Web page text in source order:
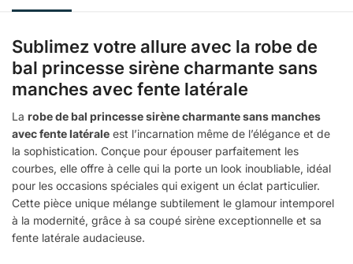
Sublimez votre allure avec la robe de
bal princesse sirène charmante sans
manches avec fente latérale
La robe de bal princesse sirène charmante sans manches
avec fente latérale est l’incarnation même de l’élégance et de
la sophistication. Conçue pour épouser parfaitement les
courbes, elle offre à celle qui la porte un look inoubliable, idéal
pour les occasions spéciales qui exigent un éclat particulier.
Cette pièce unique mélange subtilement le glamour intemporel
à la modernité, grâce à sa coupé sirène exceptionnelle et sa
fente latérale audacieuse.